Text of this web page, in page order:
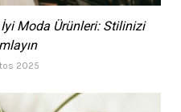
İyi Moda Ürünleri: Stilinizi
2025